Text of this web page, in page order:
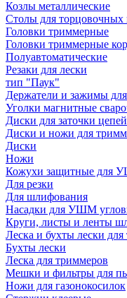
Козлы металлические
Столы для торцовочных
Головки триммерные
Головки триммерные
Полуавтоматические
Резаки для лески
тип "Паук"
Держатели и зажимы
Уголки магнитные
Диски для заточки цепей
Диски и ножи для
Диски
Ножи
Кожухи защитные для
Для резки
Для шлифования
Насадки для УШМ
Круги, листы и ленты
Леска и бухты лески
Бухты лески
Леска для триммеров
Мешки и фильтры для
Ножи для газонокосилок